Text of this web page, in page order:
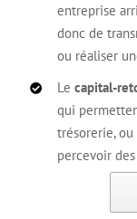
entreprise
donc de
ou réaliser
Le capital-
qui
trésorerie,
percevoir